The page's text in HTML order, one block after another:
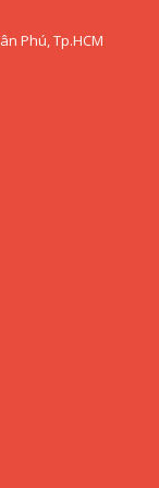
Phú, Tp.HCM